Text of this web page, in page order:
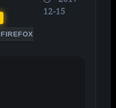
FIREFOX
12-15